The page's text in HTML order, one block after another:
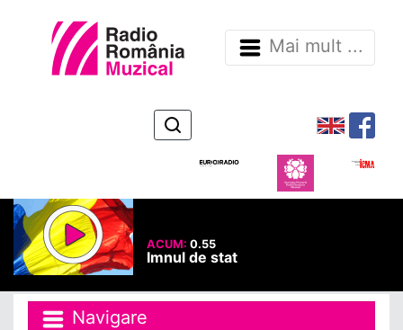
Mai mult ...
ACUM: 0.55
Imnul de stat
Navigare